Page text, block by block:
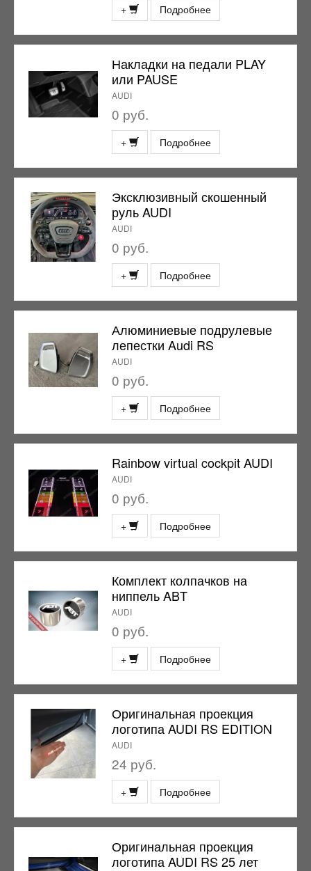
+ Подробнее
Накладки на педали PLAY
или PAUSE
AUDI
0 руб.
+ Подробнее
Эксклюзивный скошенный
руль AUDI
AUDI
0 руб.
+ Подробнее
Алюминиевые подрулевые
лепестки Audi RS
AUDI
0 руб.
+ Подробнее
Rainbow virtual cockpit AUDI
AUDI
0 руб.
+ Подробнее
Комплект колпачков на
ниппель ABT
AUDI
0 руб.
+ Подробнее
Оригинальная проекция
логотипа AUDI RS EDITION
AUDI
24 руб.
+ Подробнее
Оригинальная проекция
логотипа AUDI RS 25 лет